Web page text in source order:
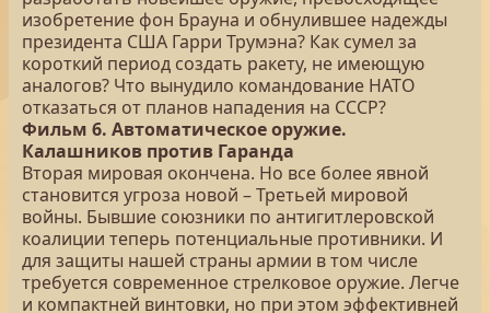
изобретение фон Брауна и обнулившее надежды
президента США Гарри Трумэна? Как сумел за
короткий период создать ракету, не имеющую
аналогов? Что вынудило командование НАТО
отказаться от планов нападения на СССР?
Фильм 6. Автоматическое оружие.
Калашников против Гаранда
Вторая мировая окончена. Но все более явной
становится угроза новой – Третьей мировой
войны. Бывшие союзники по антигитлеровской
коалиции теперь потенциальные противники. И
для защиты нашей страны армии в том числе
требуется современное стрелковое оружие. Легче
и компактней винтовки, но при этом эффективней